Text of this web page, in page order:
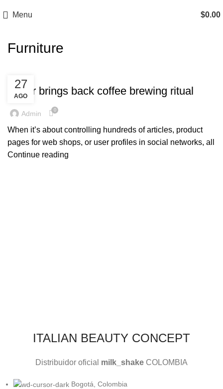
Menu $0.00
Furniture
27
AGO
Collar brings back coffee brewing ritual
Admin 0
When it’s about controlling hundreds of articles, product
pages for web shops, or user profiles in social networks, all
Continue reading
ITALIAN BEAUTY CONCEPT
Distribuidor oficial milk_shake COLOMBIA
Bogotá, Colombia